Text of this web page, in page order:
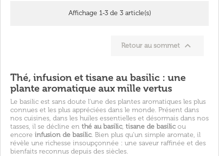
Affichage 1-3 de 3 article(s)
Retour au sommet 
Thé, infusion et tisane au basilic : une
plante aromatique aux mille vertus
Le basilic est sans doute l’une des plantes aromatiques les plus
connues et les plus appréciées dans le monde. Présent dans
nos cuisines, dans les huiles essentielles et désormais dans nos
tasses, il se décline en thé au basilic, tisane de basilicou
encore infusion de basilic. Bien plus qu’un simple aromate, il
révèle une richesse insoupçonnée : une saveur raffinée et des
bienfaits reconnus depuis des siècles.